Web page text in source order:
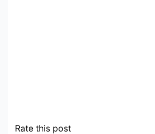
Rate this post